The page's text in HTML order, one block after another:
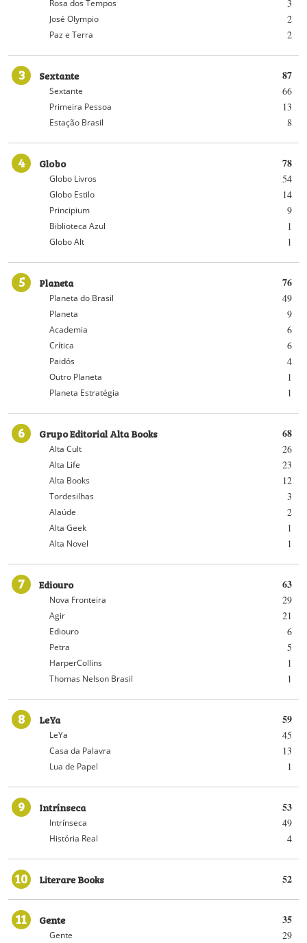
3
Rosa dos Tempos
2
José Olympio
2
Paz e Terra
3 87
Sextante
66
Sextante
13
Primeira Pessoa
8
Estação Brasil
4 78
Globo
54
Globo Livros
14
Globo Estilo
9
Principium
1
Biblioteca Azul
1
Globo Alt
5 76
Planeta
49
Planeta do Brasil
9
Planeta
6
Academia
6
Crítica
4
Paidós
1
Outro Planeta
1
Planeta Estratégia
6 68
Grupo Editorial Alta Books
26
Alta Cult
23
Alta Life
12
Alta Books
3
Tordesilhas
2
Alaúde
1
Alta Geek
1
Alta Novel
7 63
Ediouro
29
Nova Fronteira
21
Agir
6
Ediouro
5
Petra
1
HarperCollins
1
Thomas Nelson Brasil
8 59
LeYa
45
LeYa
13
Casa da Palavra
1
Lua de Papel
9 53
Intrínseca
49
Intrínseca
4
História Real
10 52
Literare Books
11 35
Gente
29
Gente